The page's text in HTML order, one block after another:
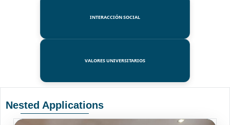
INTERACCIÓN SOCIAL
VALORES UNIVERSITARIOS
Nested Applications